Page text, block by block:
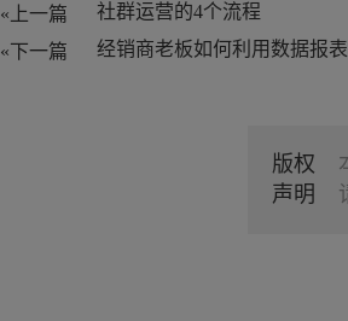
«上一篇
社群运营的4个流程
«下一篇
版权
声明